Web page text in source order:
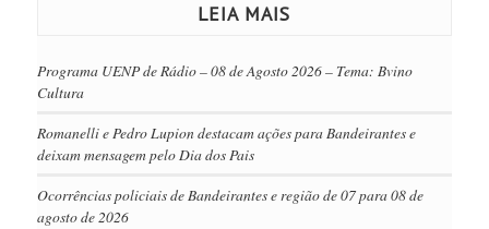
LEIA MAIS
Programa UENP de Rádio – 08 de Agosto 2026 – Tema: Bvino
Cultura
Romanelli e Pedro Lupion destacam ações para Bandeirantes e
deixam mensagem pelo Dia dos Pais
Ocorrências policiais de Bandeirantes e região de 07 para 08 de
agosto de 2026